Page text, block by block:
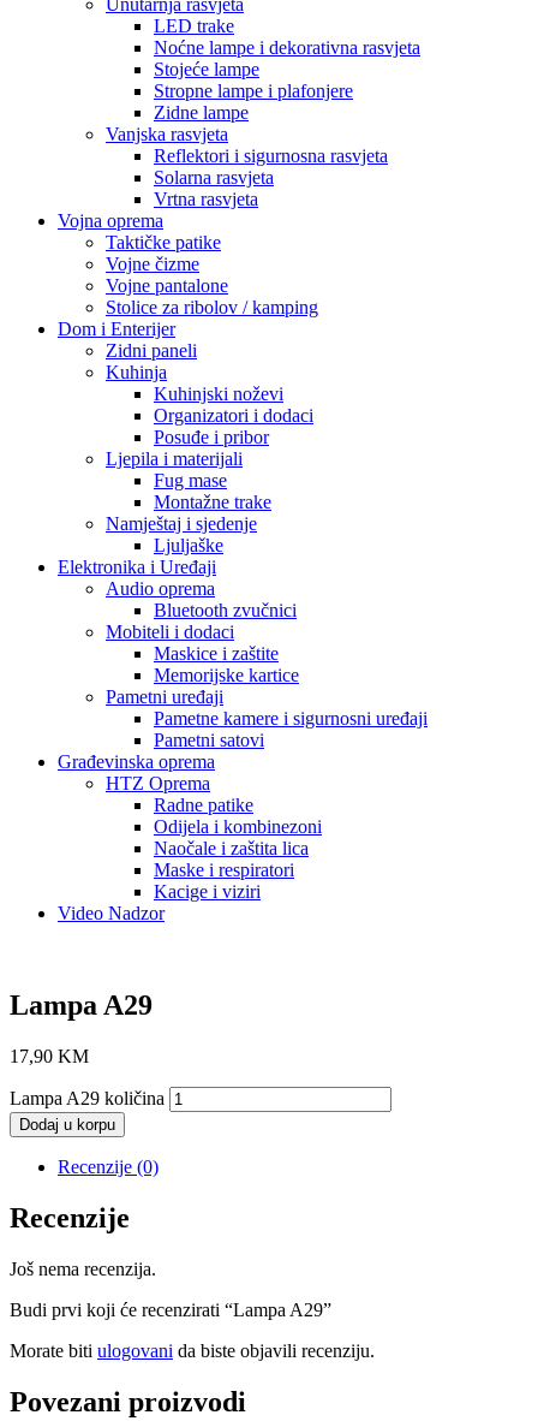
Unutarnja rasvjeta
LED trake
Noćne lampe i dekorativna rasvjeta
Stojeće lampe
Stropne lampe i plafonjere
Zidne lampe
Vanjska rasvjeta
Reflektori i sigurnosna rasvjeta
Solarna rasvjeta
Vrtna rasvjeta
Vojna oprema
Taktičke patike
Vojne čizme
Vojne pantalone
Stolice za ribolov / kamping
Dom i Enterijer
Zidni paneli
Kuhinja
Kuhinjski noževi
Organizatori i dodaci
Posuđe i pribor
Ljepila i materijali
Fug mase
Montažne trake
Namještaj i sjedenje
Ljuljaške
Elektronika i Uređaji
Audio oprema
Bluetooth zvučnici
Mobiteli i dodaci
Maskice i zaštite
Memorijske kartice
Pametni uređaji
Pametne kamere i sigurnosni uređaji
Pametni satovi
Građevinska oprema
HTZ Oprema
Radne patike
Odijela i kombinezoni
Naočale i zaštita lica
Maske i respiratori
Kacige i viziri
Video Nadzor
Lampa A29
17,90 KM
Lampa A29 količina
Dodaj u korpu
Recenzije (0)
Recenzije
Još nema recenzija.
Budi prvi koji će recenzirati “Lampa A29”
Morate biti ulogovani da biste objavili recenziju.
Povezani proizvodi